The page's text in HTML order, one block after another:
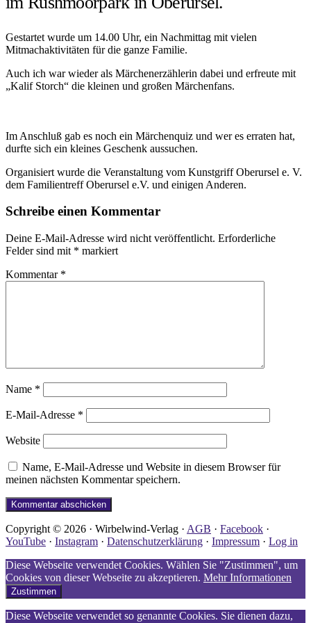
Gestartet wurde um 14.00 Uhr, ein Nachmittag mit vielen
Mitmachaktivitäten für die ganze Familie.
Auch ich war wieder als Märchenerzählerin dabei und erfreute mit
„Kalif Storch“ die kleinen und großen Märchenfans.
Im Anschluß gab es noch ein Märchenquiz und wer es erraten hat,
durfte sich ein kleines Geschenk aussuchen.
Organisiert wurde die Veranstaltung vom Kunstgriff Oberursel e. V.
dem Familientreff Oberursel e.V. und einigen Anderen.
Reader
Schreibe einen Kommentar
Deine E-Mail-Adresse wird nicht veröffentlicht. Erforderliche
Felder sind mit * markiert
Kommentar *
Name *
E-Mail-Adresse *
Website
Name, E-Mail-Adresse und Website in diesem Browser für
meinen nächsten Kommentar speichern.
Copyright © 2026 · Wirbelwind-Verlag · AGB · Facebook ·
YouTube · Instagram · Datenschutzerklärung · Impressum · Log in
Diese Webseite verwendet Cookies. Wählen Sie "Zustimmen", um
Cookies von dieser Webseite zu akzeptieren. Mehr Informationen
Zustimmen
Diese Webseite verwendet so genannte Cookies. Sie dienen dazu,